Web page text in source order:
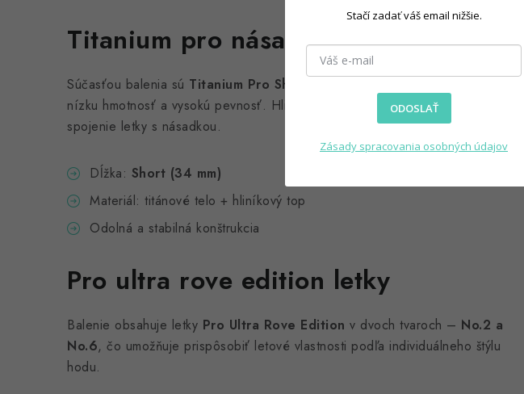
Titanium pro násadky
Súčasťou balenia sú Titanium Pro Short násadky (34 mm)
nízku hmotnosť a vysokú pevnosť. Hliníkový vymeniteľný vrch zaisťuje pevnejšie
spojenie letky s násadkou.
Dĺžka: Short (34 mm)
Materiál: titánové telo + hliníkový top
Odolná a stabilná konštrukcia
Pro ultra rove edition letky
Balenie obsahuje letky Pro Ultra Rove Edition v dvoch tvaroch – No.2 a
No.6, čo umožňuje prispôsobiť letové vlastnosti podľa individuálneho štýlu
hodu.
Stačí zadať váš email nižšie.
ODOSLAŤ
Zásady spracovania osobných údajov